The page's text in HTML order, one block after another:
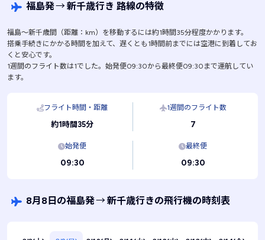
福島発→新千歳行き 路線の特徴
福島〜新千歳間（距離：km）を移動するには約1時間35分程度かかります。
搭乗手続きにかかる時間を加えて、遅くとも1時間前までには空港に到着してお
くと安心です。
1週間のフライト数は1でした。始発便09:30から最終便09:30まで運航してい
ます。
フライト時間・距離
約1時間35分
1週間のフライト数
7
始発便
09:30
最終便
09:30
8月8日の福島発→新千歳行きの飛行機の時刻表